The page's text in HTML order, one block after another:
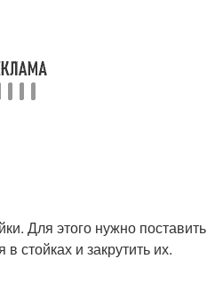
Для этого нужно поставить
стойках и закрутить их.